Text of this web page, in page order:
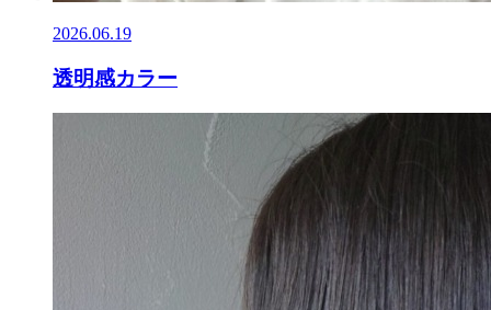
2026.06.19
透明感カラー